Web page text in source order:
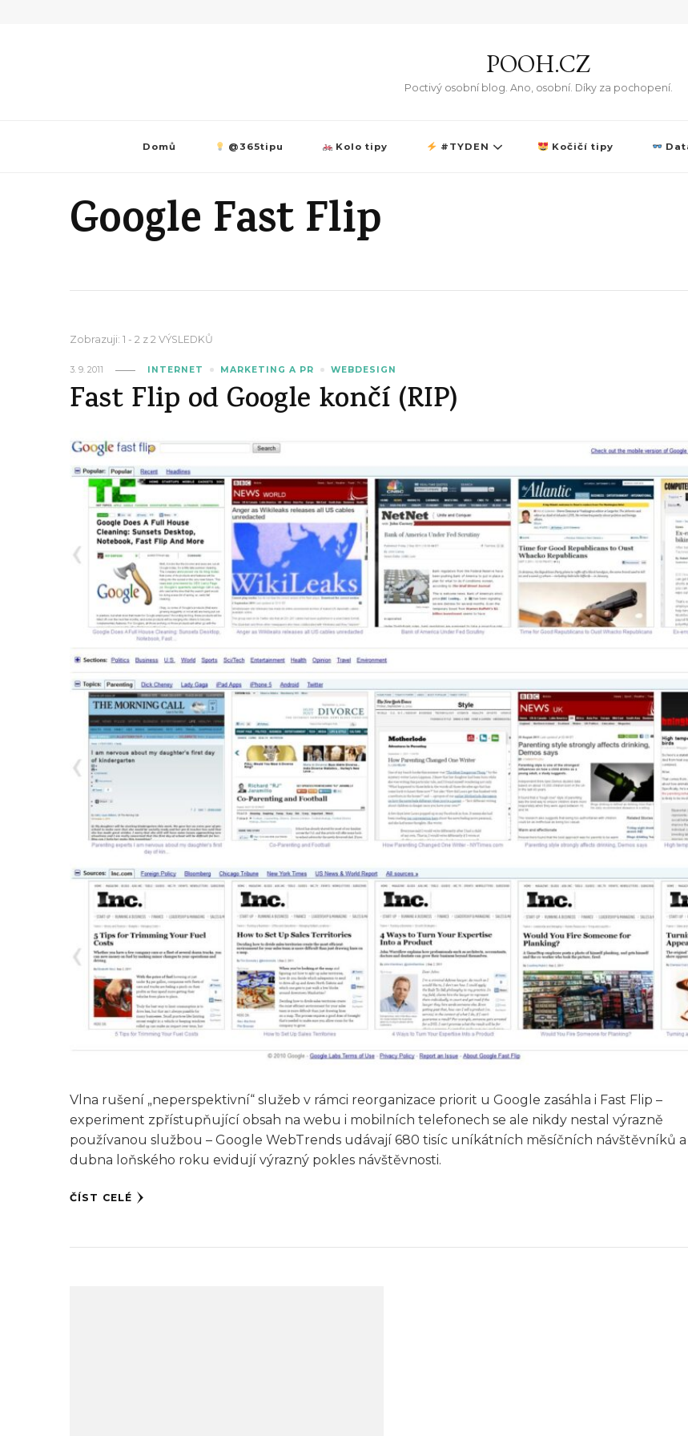
POOH.CZ
Poctivý osobní blog. Ano, osobní. Díky za pochopení.
Domů @365tipu Kolo tipy #TYDEN Kočičí tipy
Google Fast Flip
Zobrazuji: 1 - 2 z 2 VÝSLEDKŮ
3. 9. 2011 INTERNET MARKETING A PR WEBDESIGN
Fast Flip od Google končí (RIP)
Vlna rušení „neperspektivní“ služeb v rámci reorganizace priorit u Google zasáhla i Fast Flip –
experiment zpřístupňující obsah na webu i mobilních telefonech se ale nikdy nestal výrazně
používanou službou – Google WebTrends udávají 680 tisíc uníkátních měsíčních návštěvníků a
dubna loňského roku evidují výrazný pokles návštěvnosti.
ČÍST CELÉ